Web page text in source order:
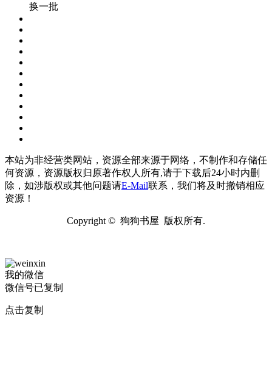
换一批
本站为非经营类网站，资源全部来源于网络，不制作和存储任
何资源，资源版权归原著作权人所有,请于下载后24小时内删
除，如涉版权或其他问题请E-Mail联系，我们将及时撤销相应
资源！
Copyright © 狗狗书屋 版权所有.
我的微信
微信号已复制
点击复制